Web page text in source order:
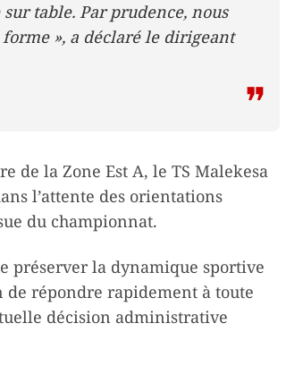
table. Par prudence, nous
», a déclaré le dirigeant
de la Zone Est A, le TS Malekesa
l’attente des orientations
du championnat.
préserver la dynamique sportive
répondre rapidement à toute
décision administrative